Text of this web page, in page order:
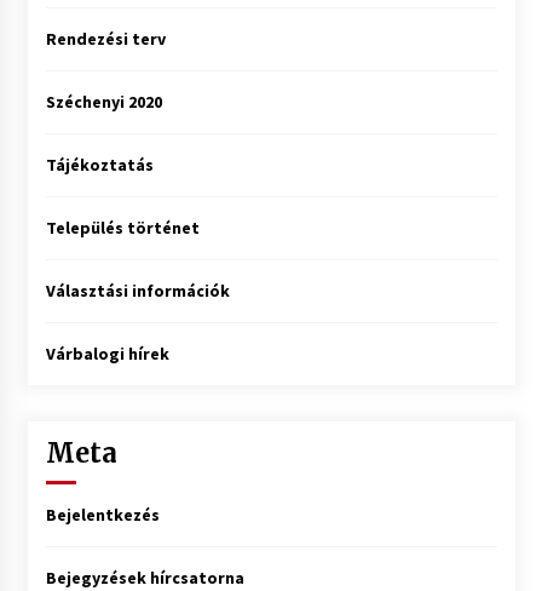
Rendezési terv
Széchenyi 2020
Tájékoztatás
Település történet
Választási információk
Várbalogi hírek
Meta
Bejelentkezés
Bejegyzések hírcsatorna